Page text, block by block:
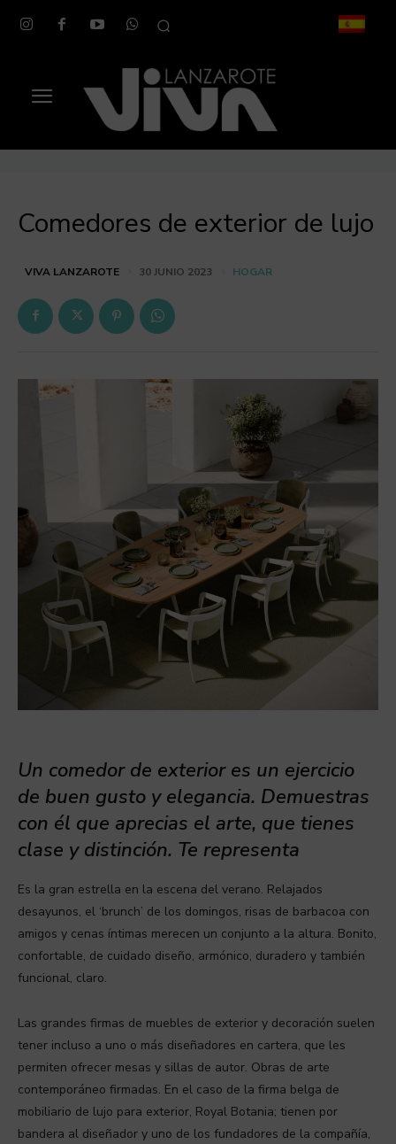
Comedores de exterior de lujo
VIVA LANZAROTE 30 JUNIO 2023 HOGAR
Un comedor de exterior es un ejercicio
de buen gusto y elegancia. Demuestras
con él que aprecias el arte, que tienes
clase y distinción. Te representa
Es la gran estrella en la escena del verano. Relajados
desayunos, el ‘brunch’ de los domingos, risas de barbacoa con
amigos y cenas íntimas merecen un conjunto a la altura. Bonito,
confortable, de cuidado diseño, armónico, duradero y también
funcional, claro.
Las grandes firmas de muebles de exterior y decoración suelen
tener incluso a uno o más diseñadores en cartera, que les
permiten ofrecer mesas y sillas de autor. Obras de arte
contemporáneo firmadas. En el caso de la firma belga de
mobiliario de lujo para exterior, Royal Botania; tienen por
bandera al diseñador y uno de los fundadores de la compañía,